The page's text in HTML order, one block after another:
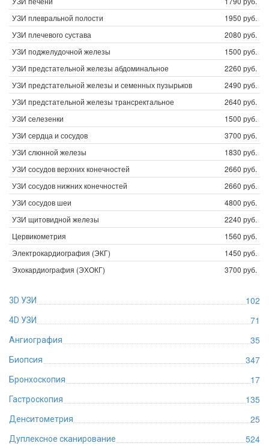
УЗИ плевральной полости
1950 руб.
УЗИ плечевого сустава
2080 руб.
УЗИ поджелудочной железы
1500 руб.
УЗИ предстательной железы абдоминальное
2260 руб.
УЗИ предстательной железы и семенных пузырьков
2490 руб.
УЗИ предстательной железы трансректальное
2640 руб.
УЗИ селезенки
1500 руб.
УЗИ сердца и сосудов
3700 руб.
УЗИ слюнной железы
1830 руб.
УЗИ сосудов верхних конечностей
2660 руб.
УЗИ сосудов нижних конечностей
2660 руб.
УЗИ сосудов шеи
4800 руб.
УЗИ щитовидной железы
2240 руб.
Цервикометрия
1560 руб.
Электрокардиография (ЭКГ)
1450 руб.
Эхокардиография (ЭХОКГ)
3700 руб.
3D УЗИ 102
4D УЗИ 71
Ангиография 35
Биопсия 347
Бронхоскопия 17
Гастроскопия 135
Денситометрия 25
Дуплексное сканирование 524